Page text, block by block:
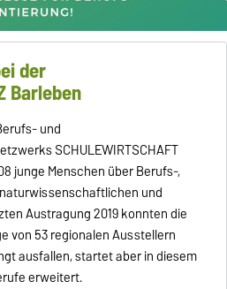
der
Barleben
und
SCHULEWIRTSCHAFT
junge Menschen über Berufs-,
und
Austragung 2019 konnten die
von 53 regionalen Ausstellern
ausfallen, startet aber in diesem
erweitert.